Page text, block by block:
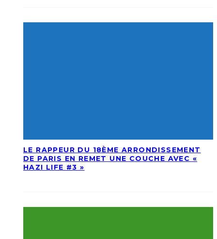
LE RAPPEUR DU 18ÈME ARRONDISSEMENT
DE PARIS EN REMET UNE COUCHE AVEC «
HAZI LIFE #3 »